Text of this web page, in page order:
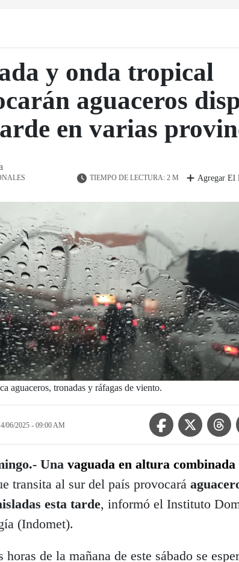
y onda tropical
aguaceros
en varias
TIEMPO DE LECTURA: 2 M Agregar El
aguaceros, tronadas y ráfagas de viento.
06/2025 - 09:00 AM
Facebook IconTwitter Icon
Una vaguada en altura combinada
transita al sur del país provocará
esta tarde, informó el Instituto
(Indomet).
horas de la mañana de este sábado se